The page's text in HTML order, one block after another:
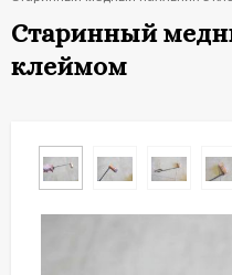
Старинный
клеймом